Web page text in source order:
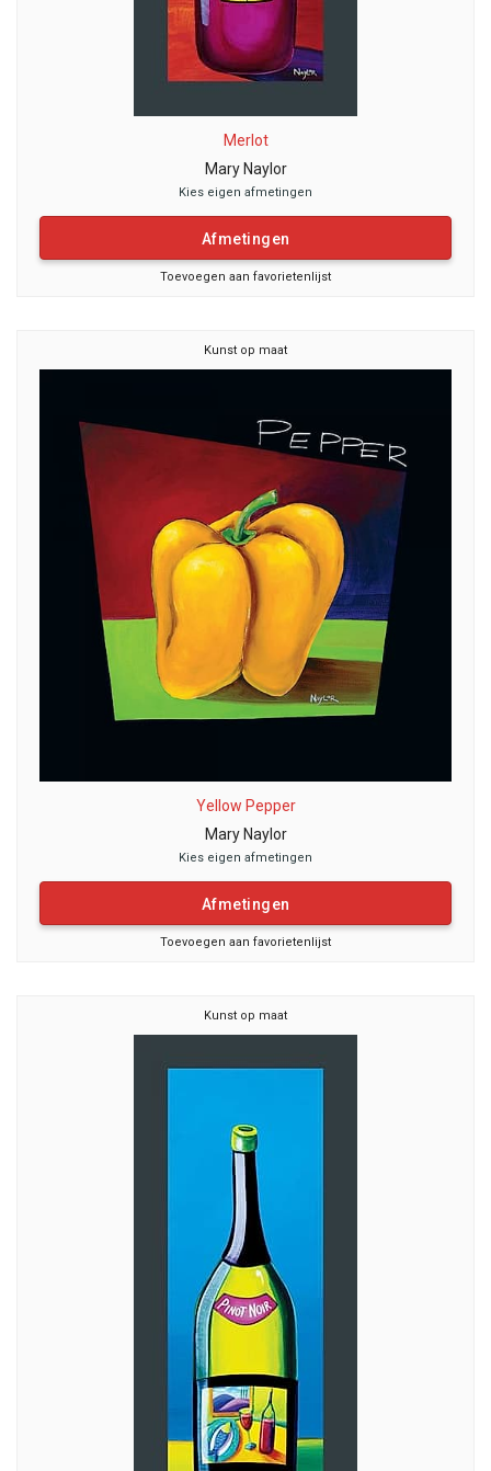
Merlot
Mary Naylor
Kies eigen afmetingen
Afmetingen
Toevoegen aan favorietenlijst
Kunst op maat
Yellow Pepper
Mary Naylor
Kies eigen afmetingen
Afmetingen
Toevoegen aan favorietenlijst
Kunst op maat